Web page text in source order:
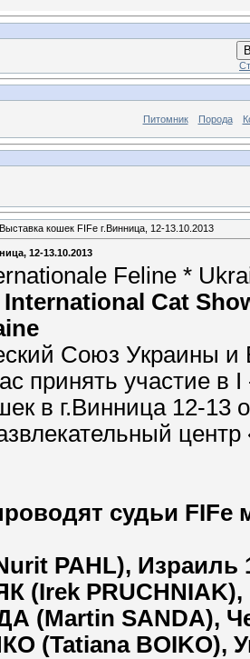
Питомник Порода
кошек FIFe г.Винница, 12-13.10.2013
12-13.10.2013
Feline *
International Cat
Союз Украины
принять участие
в г.Винница 12-13
судьи FIFe
PAHL), Израиль
(Irek PRUCHNIAK),
(Martin SANDA),
(Tatiana BOIKO),